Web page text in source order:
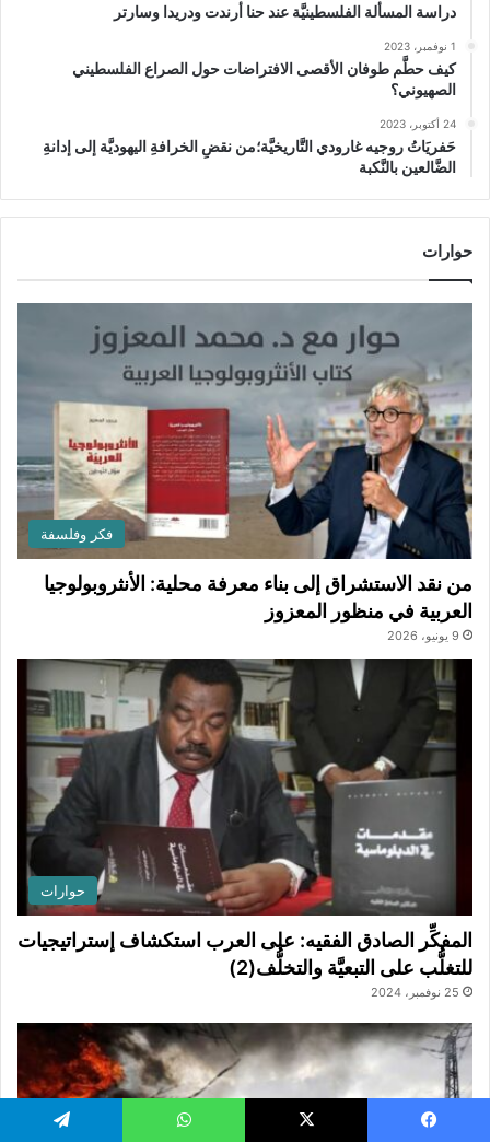
دراسة المسألة الفلسطينيَّة عند حنا أرندت ودريدا وسارتر
1 نوفمبر، 2023
كيف حطَّم طوفان الأقصى الافتراضات حول الصراع الفلسطيني
الصهيوني؟
24 أكتوبر، 2023
حَفريَاتُ روجيه غارودي التَّاريخيَّة؛من نقضِ الخرافةِ اليهوديَّة إلى إدانةِ
الضَّالعين بالنَّكبة
حوارات
فكر وفلسفة
من نقد الاستشراق إلى بناء معرفة محلية: الأنثروبولوجيا
العربية في منظور المعزوز
9 يونيو، 2026
حوارات
المفكِّر الصادق الفقيه: على العرب استكشاف إستراتيجيات
للتغلُّب على التبعيَّة والتخلُّف(2)
25 نوفمبر، 2024